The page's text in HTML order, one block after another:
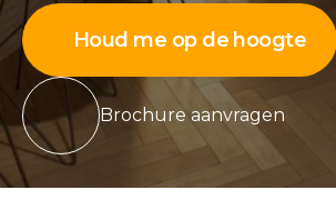
Houd me op de hoogte
Brochure aanvragen